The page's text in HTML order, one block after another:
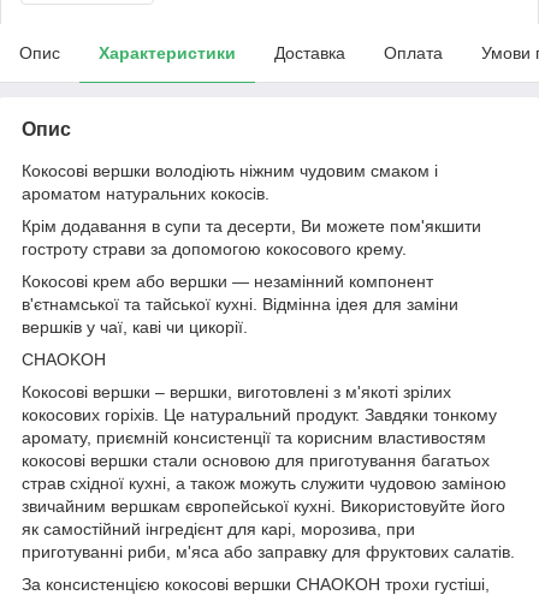
Опис Характеристики Доставка Оплата Умови
Опис
Кокосові вершки володіють ніжним чудовим смаком і
ароматом натуральних кокосів.
Крім додавання в супи та десерти, Ви можете пом'якшити
гостроту страви за допомогою кокосового крему.
Кокосові крем або вершки — незамінний компонент
в'єтнамської та тайської кухні. Відмінна ідея для заміни
вершків у чаї, каві чи цикорії.
CHAOKOH
Кокосові вершки – вершки, виготовлені з м'якоті зрілих
кокосових горіхів. Це натуральний продукт. Завдяки тонкому
аромату, приємній консистенції та корисним властивостям
кокосові вершки стали основою для приготування багатьох
страв східної кухні, а також можуть служити чудовою заміною
звичайним вершкам європейської кухні. Використовуйте його
як самостійний інгредієнт для карі, морозива, при
приготуванні риби, м'яса або заправку для фруктових салатів.
За консистенцією кокосові вершки CHAOKOH трохи густіші,